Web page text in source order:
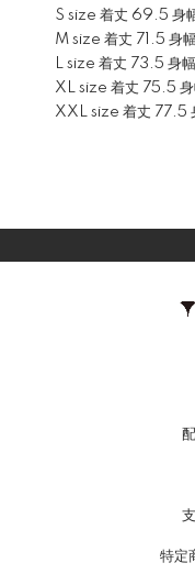
S size 着丈 69.5 身
M size 着丈 71.5 身
L size 着丈 73.5 身
XL size 着丈 75.5
XXL size 着丈 77.5
特定